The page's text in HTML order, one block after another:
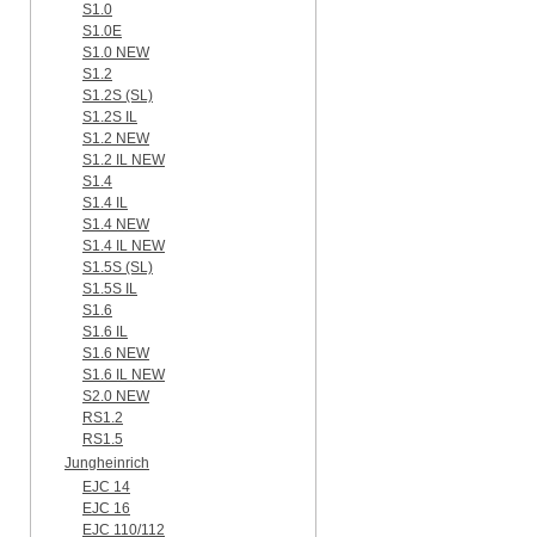
S1.0
S1.0E
S1.0 NEW
S1.2
S1.2S (SL)
S1.2S IL
S1.2 NEW
S1.2 IL NEW
S1.4
S1.4 IL
S1.4 NEW
S1.4 IL NEW
S1.5S (SL)
S1.5S IL
S1.6
S1.6 IL
S1.6 NEW
S1.6 IL NEW
S2.0 NEW
RS1.2
RS1.5
Jungheinrich
EJC 14
EJC 16
EJC 110/112